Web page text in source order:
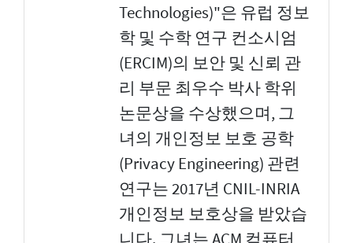
Technologies)"은 유럽 정보
학 및 수학 연구 컨소시엄
(ERCIM)의 보안 및 신뢰 관
리 부문 최우수 박사 학위
논문상을 수상했으며, 그
녀의 개인정보 보호 공학
(Privacy Engineering) 관련
연구는 2017년 CNIL-INRIA
개인정보 보호상을 받았습
니다. 그녀는 ACM 컴퓨터